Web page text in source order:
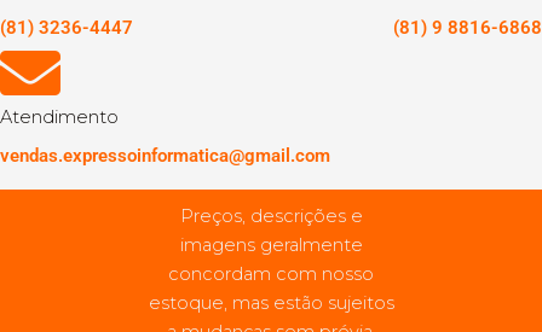
(81) 3236-4447
(81) 9 8816-6868
Atendimento
vendas.expressoinformatica@gmail.com
Preços, descrições e
imagens geralmente
concordam com nosso
estoque, mas estão sujeitos